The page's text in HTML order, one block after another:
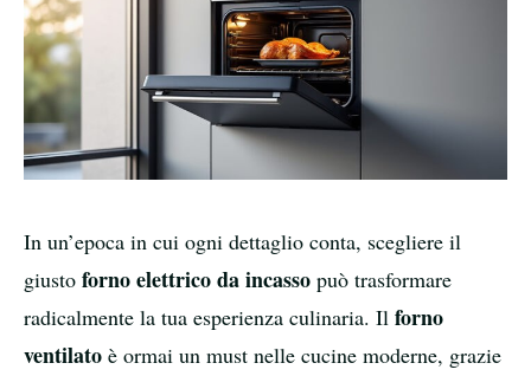
In un’epoca in cui ogni dettaglio conta, scegliere il
giusto forno elettrico da incasso può trasformare
radicalmente la tua esperienza culinaria. Il forno
ventilato è ormai un must nelle cucine moderne, grazie